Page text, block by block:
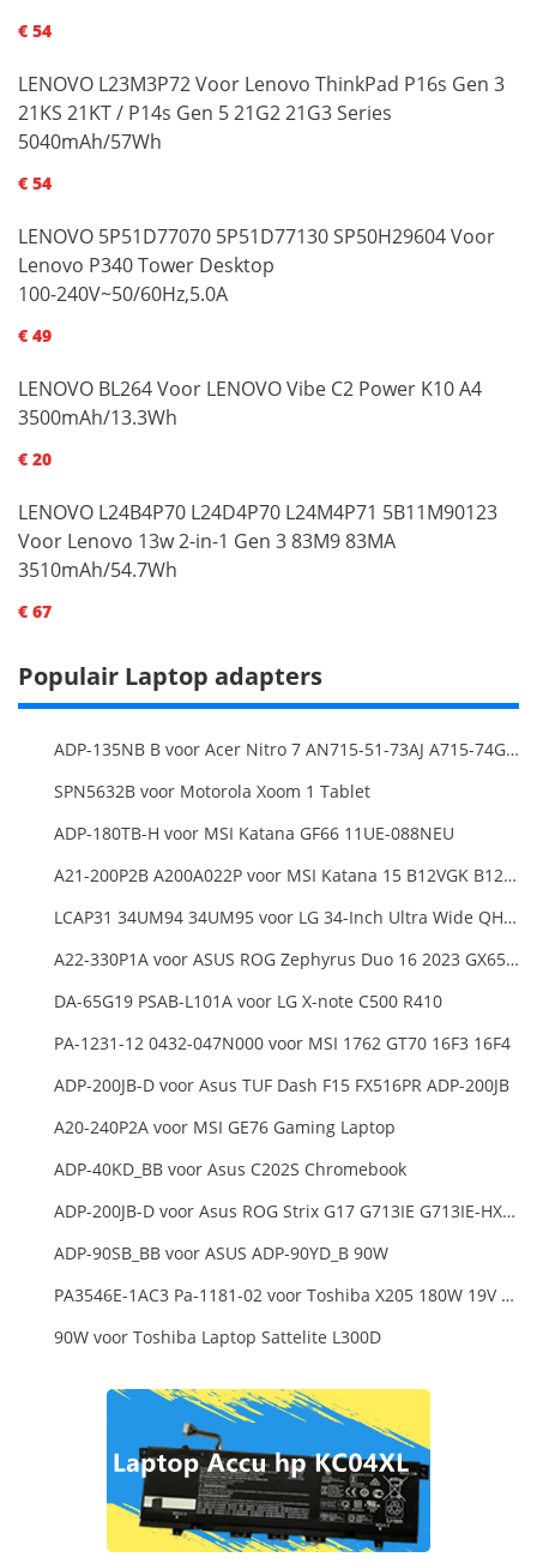
€ 54
LENOVO L23M3P72 Voor Lenovo ThinkPad P16s Gen 3
21KS 21KT / P14s Gen 5 21G2 21G3 Series
5040mAh/57Wh
€ 54
LENOVO 5P51D77070 5P51D77130 SP50H29604 Voor
Lenovo P340 Tower Desktop
100-240V~50/60Hz,5.0A
€ 49
LENOVO BL264 Voor LENOVO Vibe C2 Power K10 A4
3500mAh/13.3Wh
€ 20
LENOVO L24B4P70 L24D4P70 L24M4P71 5B11M90123
Voor Lenovo 13w 2-in-1 Gen 3 83M9 83MA
3510mAh/54.7Wh
€ 67
Populair Laptop adapters
ADP-135NB B voor Acer Nitro 7 AN715-51-73AJ A715-74G-52B0 Notebook
SPN5632B voor Motorola Xoom 1 Tablet
ADP-180TB-H voor MSI Katana GF66 11UE-088NEU
A21-200P2B A200A022P voor MSI Katana 15 B12VGK B12VFK B12VEK
LCAP31 34UM94 34UM95 voor LG 34-Inch Ultra Wide QHD Monitor LED
A22-330P1A voor ASUS ROG Zephyrus Duo 16 2023 GX650PY
DA-65G19 PSAB-L101A voor LG X-note C500 R410
PA-1231-12 0432-047N000 voor MSI 1762 GT70 16F3 16F4
ADP-200JB-D voor Asus TUF Dash F15 FX516PR ADP-200JB
A20-240P2A voor MSI GE76 Gaming Laptop
ADP-40KD_BB voor Asus C202S Chromebook
ADP-200JB-D voor Asus ROG Strix G17 G713IE G713IE-HX002W
ADP-90SB_BB voor ASUS ADP-90YD_B 90W
PA3546E-1AC3 Pa-1181-02 voor Toshiba X205 180W 19V 9.5A Laptop DC Charger Power Supply
90W voor Toshiba Laptop Sattelite L300D